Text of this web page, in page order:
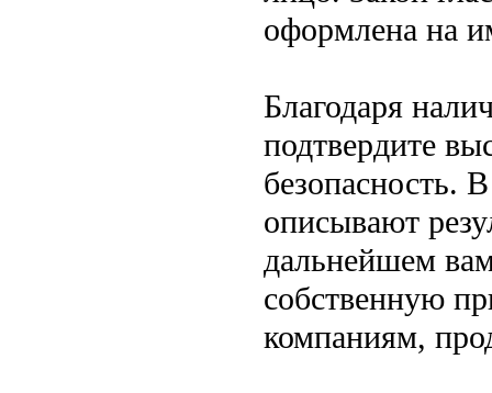
оформлена на
Благодаря
подтвердите
безопасность.
описывают
дальнейшем
собственную
компаниям,